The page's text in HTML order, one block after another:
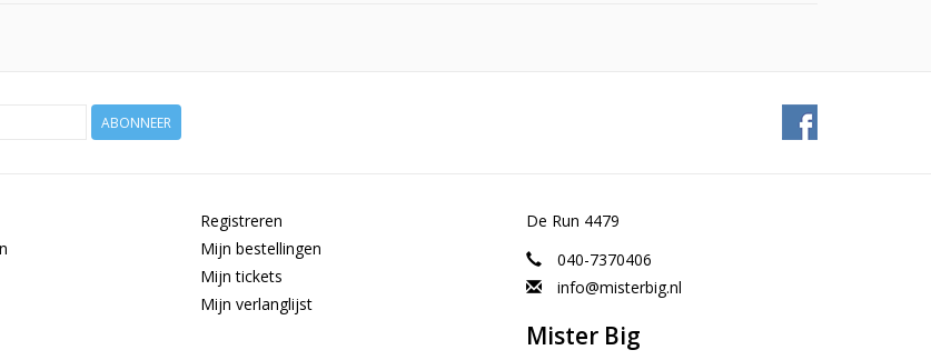
ABONNEER
Registreren
Mijn bestellingen
Mijn tickets
Mijn verlanglijst
De Run 4479
040-7370406
info@misterbig.nl
Mister Big